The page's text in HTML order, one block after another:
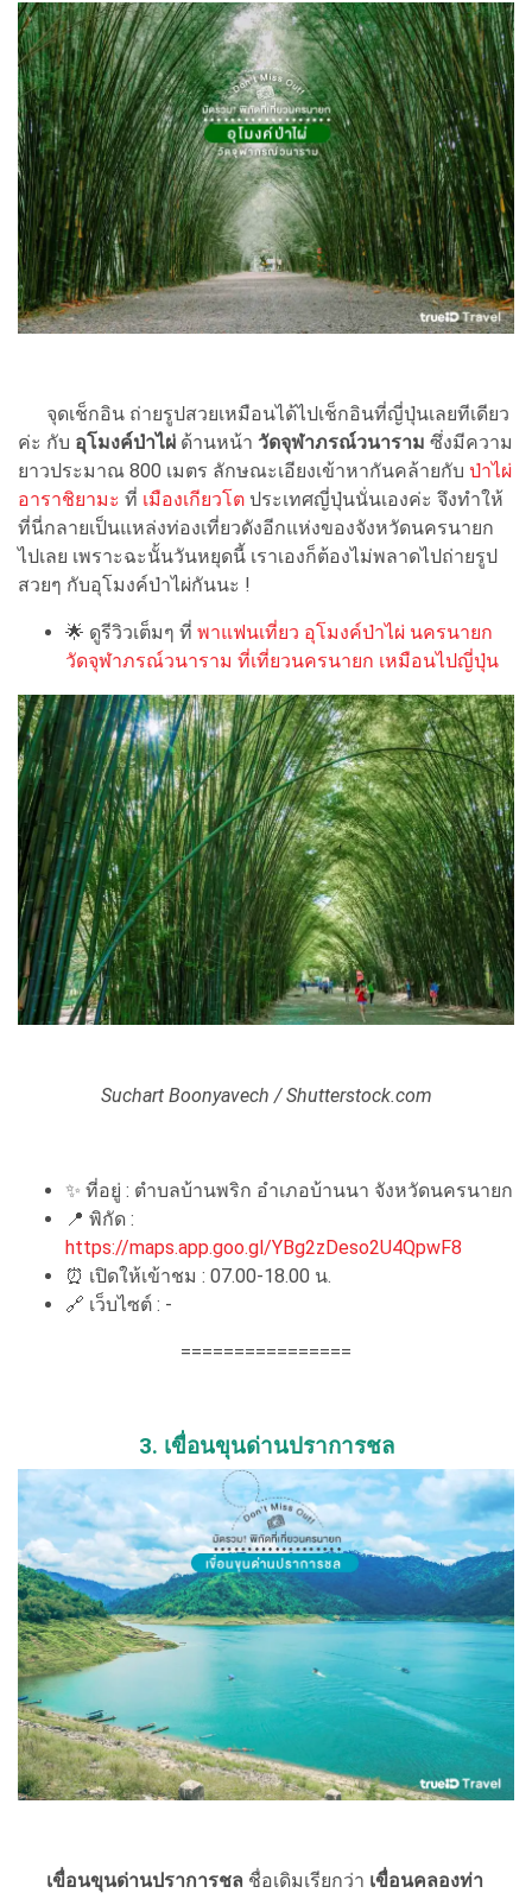
จุดเช็กอิน ถ่ายรูปสวยเหมือนได้ไปเช็กอินที่ญี่ปุ่นเลยทีเดียว
ค่ะ กับ อุโมงค์ป่าไผ่ ด้านหน้า วัดจุฬาภรณ์วนาราม ซึ่งมีความ
ยาวประมาณ 800 เมตร ลักษณะเอียงเข้าหากันคล้ายกับ ป่าไผ่
อาราชิยามะ ที่ เมืองเกียวโต ประเทศญี่ปุ่นนั่นเองค่ะ จึงทำให้
ที่นี่กลายเป็นแหล่งท่องเที่ยวดังอีกแห่งของจังหวัดนครนายก
ไปเลย เพราะฉะนั้นวันหยุดนี้ เราเองก็ต้องไม่พลาดไปถ่ายรูป
สวยๆ กับอุโมงค์ป่าไผ่กันนะ !
🌟 ดูรีวิวเต็มๆ ที่ พาแฟนเที่ยว อุโมงค์ป่าไผ่ นครนายก
วัดจุฬาภรณ์วนาราม ที่เที่ยวนครนายก เหมือนไปญี่ปุ่น
Suchart Boonyavech / Shutterstock.com
✨ ที่อยู่ : ตำบลบ้านพริก อำเภอบ้านนา จังหวัดนครนายก
📍 พิกัด :
https://maps.app.goo.gl/YBg2zDeso2U4QpwF8
⏰ เปิดให้เข้าชม : 07.00-18.00 น.
🔗 เว็บไซต์ : -
================
3. เขื่อนขุนด่านปราการชล
เขื่อนขุนด่านปราการชล ชื่อเดิมเรียกว่า เขื่อนคลองท่า